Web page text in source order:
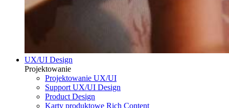
UX/UI Design
Projektowanie
Projektowanie UX/UI
Support UX/UI Design
Product Design
Karty produktowe Rich Content